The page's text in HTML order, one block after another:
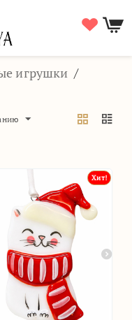
игрушки /
Хит!